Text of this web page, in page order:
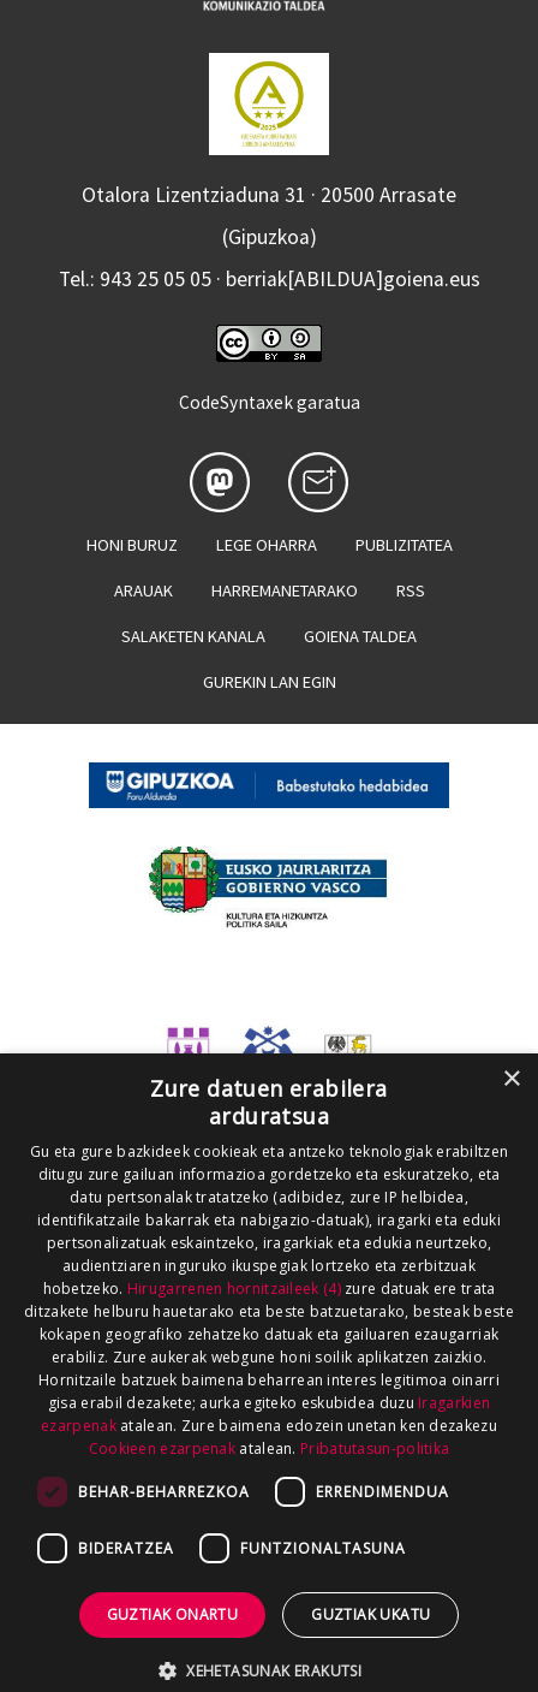
Otalora Lizentziaduna 31 · 20500 Arrasate
(Gipuzkoa)
Tel.: 943 25 05 05 · berriak[ABILDUA]goiena.eus
CodeSyntaxek garatua
HONI BURUZ LEGE OHARRA PUBLIZITATEA
ARAUAK HARREMANETARAKO RSS
SALAKETEN KANALA GOIENA TALDEA
GUREKIN LAN EGIN
×
Zure datuen erabilera
arduratsua
Gu eta gure bazkideek cookieak eta antzeko teknologiak erabiltzen
ditugu zure gailuan informazioa gordetzeko eta eskuratzeko, eta
datu pertsonalak tratatzeko (adibidez, zure IP helbidea,
identifikatzaile bakarrak eta nabigazio-datuak), iragarki eta eduki
pertsonalizatuak eskaintzeko, iragarkiak eta edukia neurtzeko,
audientziaren inguruko ikuspegiak lortzeko eta zerbitzuak
hobetzeko. Hirugarrenen hornitzaileek (4)zure datuak ere trata
ditzakete helburu hauetarako eta beste batzuetarako, besteak beste
kokapen geografiko zehatzeko datuak eta gailuaren ezaugarriak
erabiliz. Zure aukerak webgune honi soilik aplikatzen zaizkio.
Hornitzaile batzuek baimena beharrean interes legitimoa oinarri
gisa erabil dezakete; aurka egiteko eskubidea duzu Iragarkien
ezarpenakatalean. Zure baimena edozein unetan ken dezakezu
Cookieen ezarpenak atalean. Pribatutasun-politika
BEHAR-BEHARREZKOA ERRENDIMENDUA
BIDERATZEA FUNTZIONALTASUNA
GUZTIAK ONARTU GUZTIAK UKATU
XEHETASUNAK ERAKUTSI